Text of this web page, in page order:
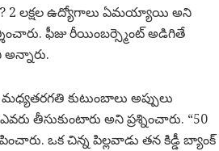
2 లక్షల ఉద్యోగాలు ఏమయ్యాయి అని
ఫీజు రీయింబర్స్మెంట్ అడిగితే
కుటుంబాలు అప్పులు
తీసుకుంటారు అని ప్రశ్నించారు. “50
ఒక చిన్న పిల్లవాడు తన కిడ్డీ బ్యాంక్